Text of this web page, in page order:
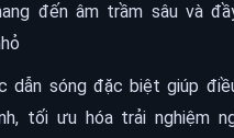
đến âm trầm sâu và
dẫn sóng đặc biệt giúp
tối ưu hóa trải nghiệm